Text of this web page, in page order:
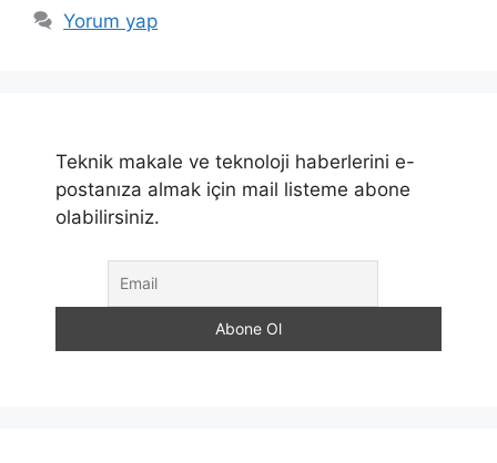
Yorum yap
Teknik makale ve teknoloji haberlerini e-
postanıza almak için mail listeme abone
olabilirsiniz.